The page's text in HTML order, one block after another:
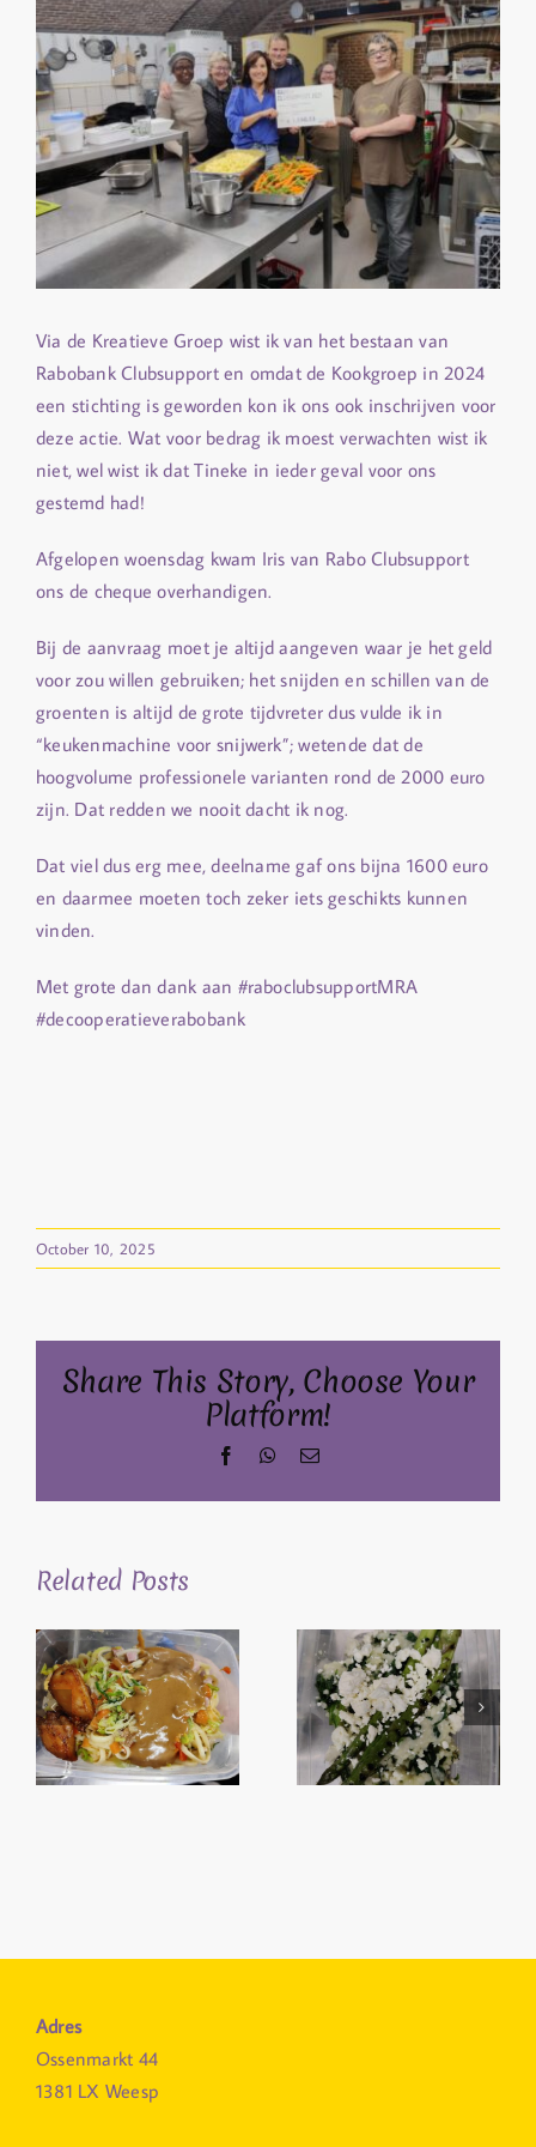
Via de Kreatieve Groep wist ik van het bestaan van
Rabobank Clubsupport en omdat de Kookgroep in 2024
een stichting is geworden kon ik ons ook inschrijven voor
deze actie. Wat voor bedrag ik moest verwachten wist ik
niet, wel wist ik dat Tineke in ieder geval voor ons
gestemd had!
Afgelopen woensdag kwam Iris van Rabo Clubsupport
ons de cheque overhandigen.
Bij de aanvraag moet je altijd aangeven waar je het geld
voor zou willen gebruiken; het snijden en schillen van de
groenten is altijd de grote tijdvreter dus vulde ik in
“keukenmachine voor snijwerk”; wetende dat de
hoogvolume professionele varianten rond de 2000 euro
zijn. Dat redden we nooit dacht ik nog.
Dat viel dus erg mee, deelname gaf ons bijna 1600 euro
en daarmee moeten toch zeker iets geschikts kunnen
vinden.
Met grote dan dank aan #raboclubsupportMRA
#decooperatieverabobank
October 10, 2025
Share This Story, Choose Your
Platform!
FacebookWhatsApp
Email
Related Posts
Adres
Ossenmarkt 44
1381 LX Weesp